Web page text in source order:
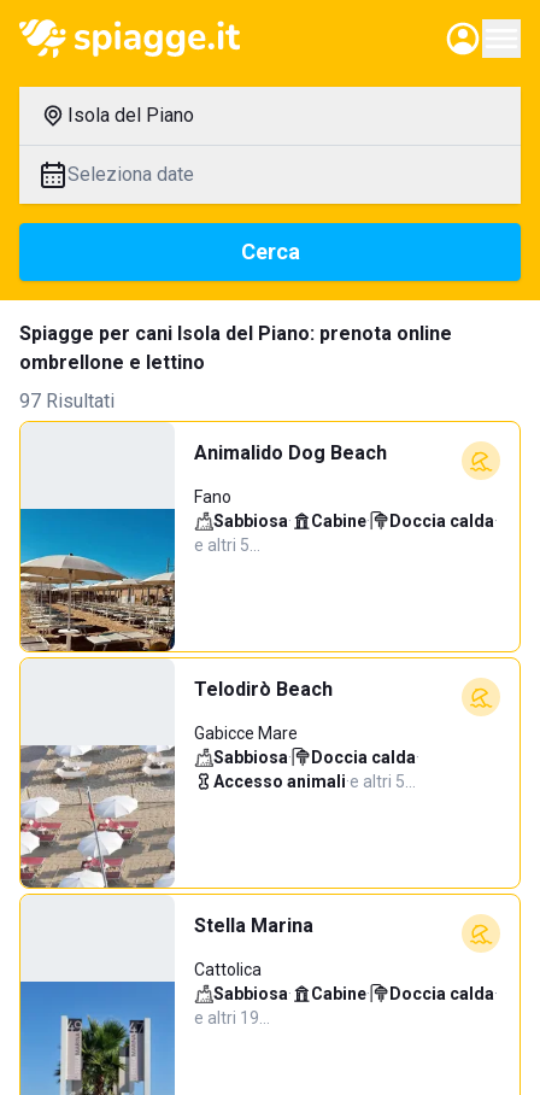
Isola del Piano
Seleziona date
Cerca
Spiagge per cani Isola del Piano: prenota online
ombrellone e lettino
97 Risultati
Animalido Dog Beach
Fano
Sabbiosa· Cabine· Doccia calda·
e altri 5…
Telodirò Beach
Gabicce Mare
Sabbiosa· Doccia calda·
Accesso animali·e altri 5…
Stella Marina
Cattolica
Sabbiosa· Cabine· Doccia calda·
e altri 19…